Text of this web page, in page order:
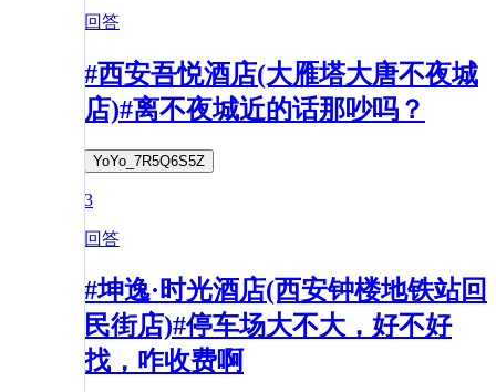
回答
#西安吾悦酒店(大雁塔大唐不夜城
店)#离不夜城近的话那吵吗？
YoYo_7R5Q6S5Z
3
回答
#坤逸·时光酒店(西安钟楼地铁站回
民街店)#停车场大不大，好不好
找，咋收费啊